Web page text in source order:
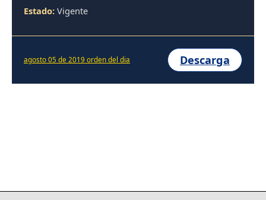
Estado: Vigente
agosto 05 de 2019 orden del dia Descarga